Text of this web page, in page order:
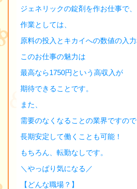
ジェネリックの錠剤を作お仕事で、
作業としては、
原料の投入とキカイへの数値の入力
このお仕事の魅力は
最高なら1750円という高収入が
期待できることです。
また、
需要のなくなることの業界ですので
長期安定して働くことも可能！
もちろん、転勤なしです。
＼やっぱり気になる／
【どんな職場？】